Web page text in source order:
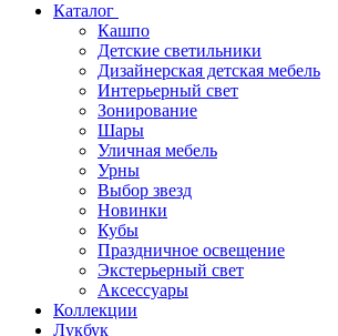
Каталог
Кашпо
Детские светильники
Дизайнерская детская мебель
Интерьерный свет
Зонирование
Шары
Уличная мебель
Урны
Выбор звезд
Новинки
Кубы
Праздничное освещение
Экстерьерный свет
Аксессуары
Коллекции
Лукбук